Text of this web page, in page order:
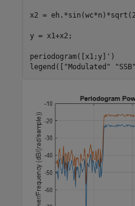
x2 =
y = x1+x2;
periodogram([x1;y]')
legend([
"Modulated" "SSB"